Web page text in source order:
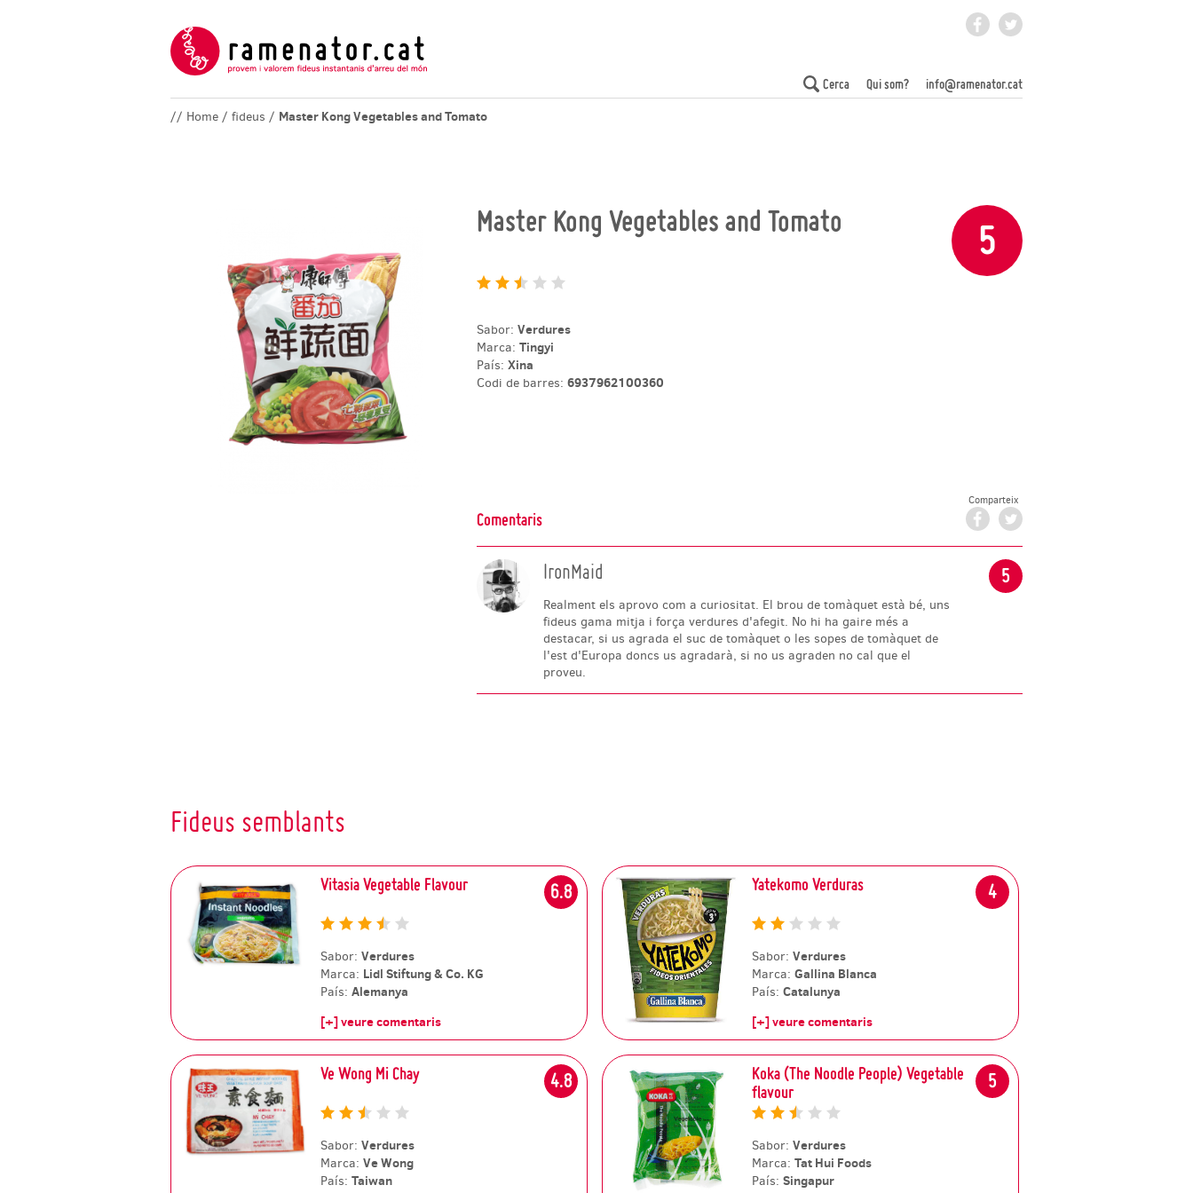
Facebook
Cerca Qui som?
info@ramenator.cat
// Home / fideus / Master Kong Vegetables and Tomato
Master Kong Vegetables and Tomato 5
Sabor: Verdures
Marca: Tingyi
País: Xina
Codi de barres: 6937962100360
Comentaris
Comparteix
Facebook
IronMaid
Realment els aprovo com a curiositat. El brou de tomàquet està bé, uns
fideus gama mitja i força verdures d'afegit. No hi ha gaire més a
destacar, si us agrada el suc de tomàquet o les sopes de tomàquet de
l'est d'Europa doncs us agradarà, si no us agraden no cal que el
proveu.
5
Fideus semblants
Vitasia Vegetable Flavour 6.8
Sabor: Verdures
Marca: Lidl Stiftung & Co. KG
País: Alemanya
[+] veure comentaris
Yatekomo Verduras 4
Sabor: Verdures
Marca: Gallina Blanca
País: Catalunya
[+] veure comentaris
Ve Wong Mi Chay 4.8
Sabor: Verdures
Marca: Ve Wong
País: Taiwan
Koka (The Noodle People) Vegetable
flavour
5
Sabor: Verdures
Marca: Tat Hui Foods
País: Singapur